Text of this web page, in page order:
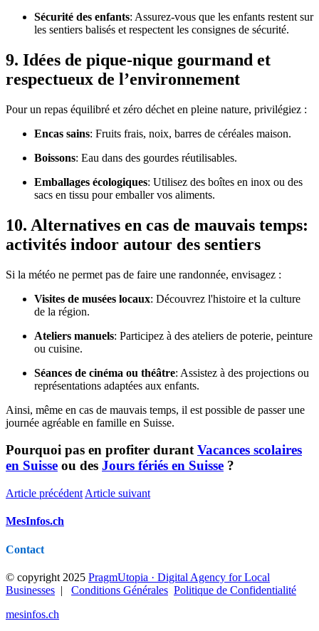
Sécurité des enfants: Assurez-vous que les enfants restent sur
les sentiers balisés et respectent les consignes de sécurité.
9. Idées de pique-nique gourmand et
respectueux de l’environnement
Pour un repas équilibré et zéro déchet en pleine nature, privilégiez :
Encas sains: Fruits frais, noix, barres de céréales maison.
Boissons: Eau dans des gourdes réutilisables.
Emballages écologiques: Utilisez des boîtes en inox ou des
sacs en tissu pour emballer vos aliments.
10. Alternatives en cas de mauvais temps:
activités indoor autour des sentiers
Si la météo ne permet pas de faire une randonnée, envisagez :
Visites de musées locaux: Découvrez l'histoire et la culture
de la région.
Ateliers manuels: Participez à des ateliers de poterie, peinture
ou cuisine.
Séances de cinéma ou théâtre: Assistez à des projections ou
représentations adaptées aux enfants.
Ainsi, même en cas de mauvais temps, il est possible de passer une
journée agréable en famille en Suisse.
Pourquoi pas en profiter durantVacances scolaires
en Suisse ou des Jours fériés en Suisse ?
Article précédent Article suivant
MesInfos.ch
Contact
© copyright 2025 PragmUtopia · Digital Agency for Local
Businesses | Conditions Générales Politique de Confidentialité
mesinfos.ch